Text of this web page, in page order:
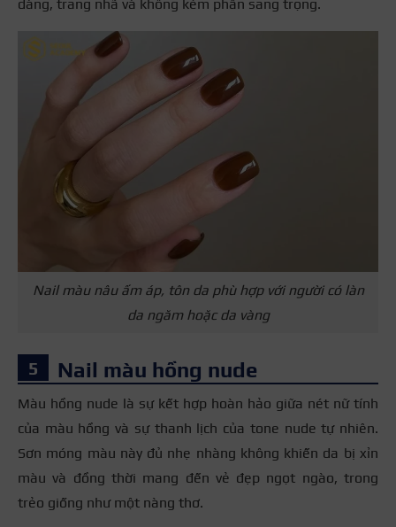
dàng, trang nhã và không kém phần sang trọng.
Nail màu nâu ấm áp, tôn da phù hợp với người có làn
da ngăm hoặc da vàng
Nail màu hồng nude
Màu hồng nude là sự kết hợp hoàn hảo giữa nét nữ tính
của màu hồng và sự thanh lịch của tone nude tự nhiên.
Sơn móng màu này đủ nhẹ nhàng không khiến da bị xỉn
màu và đồng thời mang đến vẻ đẹp ngọt ngào, trong
trẻo giống như một nàng thơ.